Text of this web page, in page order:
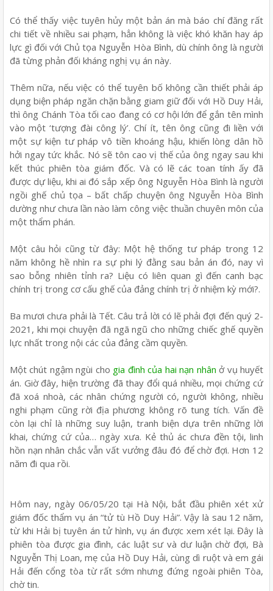
Có thể thấy việc tuyên hủy một bản án mà báo chí đăng rất
chi tiết về nhiều sai phạm, hẳn không là việc khó khăn hay áp
lực gì đối với Chủ tọa Nguyễn Hòa Bình, dù chính ông là người
đã từng phản đối kháng nghị vụ án này.
Thêm nữa, nếu việc có thể tuyên bố không cần thiết phải áp
dụng biện pháp ngăn chặn bằng giam giữ đối với Hồ Duy Hải,
thì ông Chánh Tòa tối cao đang có cơ hội lớn để gắn tên mình
vào một ‘tượng đài công lý’. Chí ít, tên ông cũng đi liền với
một sự kiện tư pháp vô tiền khoáng hậu, khiến lòng dân hồ
hởi ngay tức khắc. Nó sẽ tôn cao vị thế của ông ngay sau khi
kết thúc phiên tòa giám đốc. Và có lẽ các toan tính ấy đã
được dự liệu, khi ai đó sắp xếp ông Nguyễn Hòa Bình là người
ngồi ghế chủ tọa – bất chấp chuyện ông Nguyễn Hòa Bình
dường như chưa lần nào làm công việc thuần chuyên môn của
một thẩm phán.
Một câu hỏi cũng từ đây: Một hệ thống tư pháp trong 12
năm không hề nhìn ra sự phi lý đằng sau bản án đó, nay vì
sao bỗng nhiên tỉnh ra? Liệu có liên quan gì đến canh bạc
chính trị trong cơ cấu ghế của đảng chính trị ở nhiệm kỳ mới?.
Ba mươi chưa phải là Tết. Câu trả lời có lẽ phải đợi đến quý 2-
2021, khi mọi chuyện đã ngã ngũ cho những chiếc ghế quyền
lực nhất trong nội các của đảng cầm quyền.
Một chút ngậm ngùi cho gia đình của hai nạn nhân ở vụ huyết
án. Giờ đây, hiện trường đã thay đổi quá nhiều, mọi chứng cứ
đã xoá nhoà, các nhân chứng người có, người không, nhiều
nghi phạm cũng rời địa phương không rõ tung tích. Vấn đề
còn lại chỉ là những suy luận, tranh biện dựa trên những lời
khai, chứng cứ của… ngày xưa. Kẻ thủ ác chưa đền tội, linh
hồn nạn nhân chắc vẫn vất vưởng đâu đó để chờ đợi. Hơn 12
năm đi qua rồi.
Hôm nay, ngày 06/05/20 tại Hà Nội, bắt đầu phiên xét xử
giám đốc thẩm vụ án “tử tù Hồ Duy Hải”. Vậy là sau 12 năm,
từ khi Hải bị tuyên án tử hình, vụ án được xem xét lại. Đây là
phiên tòa được gia đình, các luật sư và dư luận chờ đợi, Bà
Nguyễn Thị Loan, mẹ của Hồ Duy Hải, cùng dì ruột và em gái
Hải đến cổng tòa từ rất sớm nhưng đứng ngoài phiên Tòa,
chờ tin.